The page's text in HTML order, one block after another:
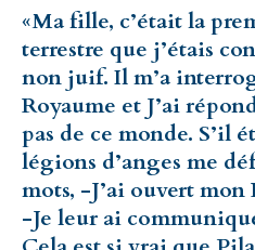
«Ma fille, c’était la
terrestre que j’étais
non juif. Il m’a
Royaume et J’ai
pas de ce monde. S’il
légions d’anges me
mots, -J’ai ouvert
-Je leur ai